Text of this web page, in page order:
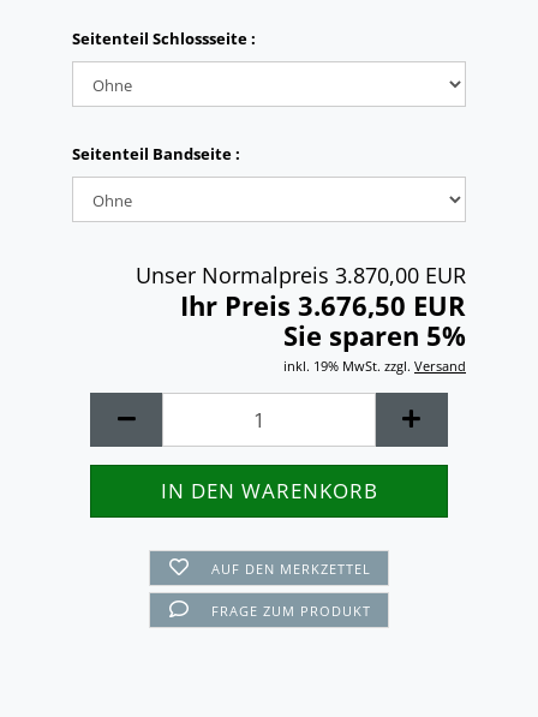
Seitenteil Schlossseite :
Seitenteil Bandseite :
Unser Normalpreis 3.870,00 EUR
Ihr Preis 3.676,50 EUR
Sie sparen 5%
inkl. 19% MwSt. zzgl. Versand
AUF DEN MERKZETTEL
FRAGE ZUM PRODUKT